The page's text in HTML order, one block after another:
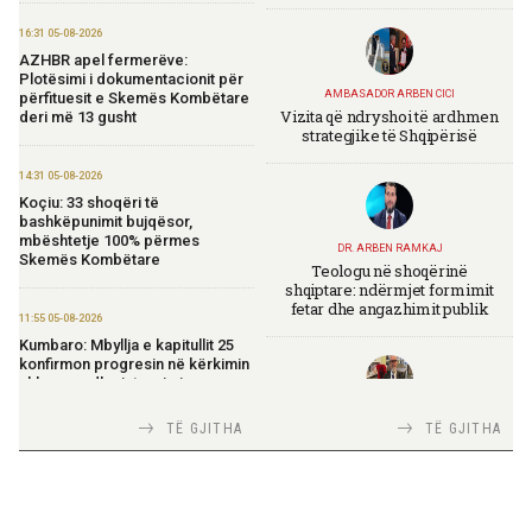
16:31 05-08-2026
AZHBR apel fermerëve:
Plotësimi i dokumentacionit për
përfituesit e Skemës Kombëtare
deri më 13 gusht
14:31 05-08-2026
Koçiu: 33 shoqëri të
bashkëpunimit bujqësor,
mbështetje 100% përmes
Skemës Kombëtare
11:55 05-08-2026
Kumbaro: Mbyllja e kapitullit 25
konfirmon progresin në kërkimin
shkencor dhe integrimin
TË GJITHA
AMBASADOR ARBEN CICI
Vizita që ndryshoi të ardhmen
strategjike të Shqipërisë
DR. ARBEN RAMKAJ
Teologu në shoqërinë
shqiptare: ndërmjet formimit
fetar dhe angazhimit publik
TIRANA DIPLOMATTË GJITHA